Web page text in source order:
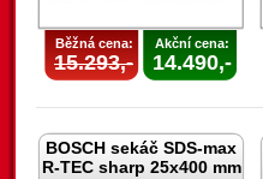
Běžná cena:
15.293,-
Akční cena:
14.490,-
BOSCH sekáč SDS-max
R-TEC sharp 25x400 mm